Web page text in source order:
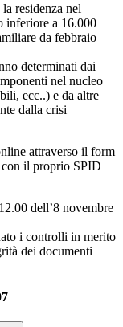
residenza nel
inferiore a 16.000
da febbraio
determinati dai
nel nucleo
ecc..) e da altre
dalla crisi
attraverso il form
con il proprio SPID
dell’8 novembre
i controlli in merito
dei documenti